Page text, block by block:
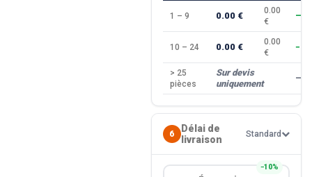
1 – 9 0.00 €
0.00
€
—
10 – 24 0.00 €
0.00
€
> 25
pièces
Sur devis
uniquement
—
6
Délai de
livraison
Standard
−10%